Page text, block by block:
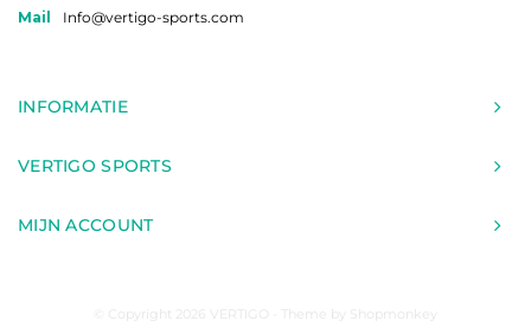
Mail
Info@vertigo-sports.com
INFORMATIE
VERTIGO SPORTS
MIJN ACCOUNT
© Copyright 2026 VERTIGO - Theme by Shopmonkey